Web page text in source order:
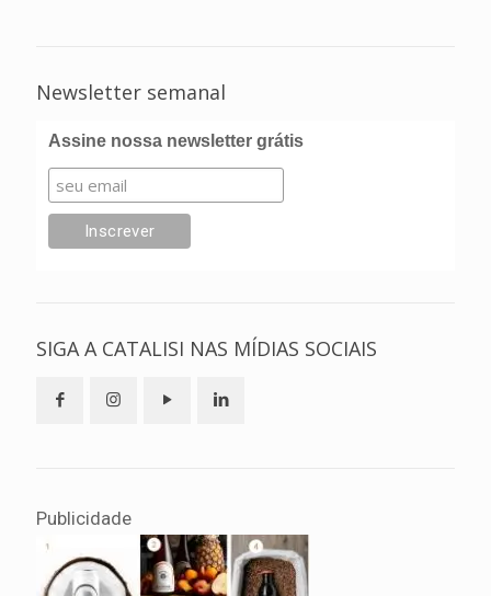
Newsletter semanal
Assine nossa newsletter grátis
SIGA A CATALISI NAS MÍDIAS SOCIAIS
Publicidade